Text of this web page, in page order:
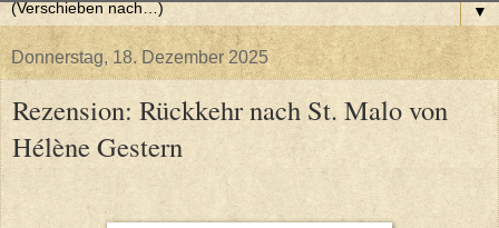
▼
Donnerstag, 18. Dezember 2025
Rezension: Rückkehr nach St. Malo von
Hélène Gestern